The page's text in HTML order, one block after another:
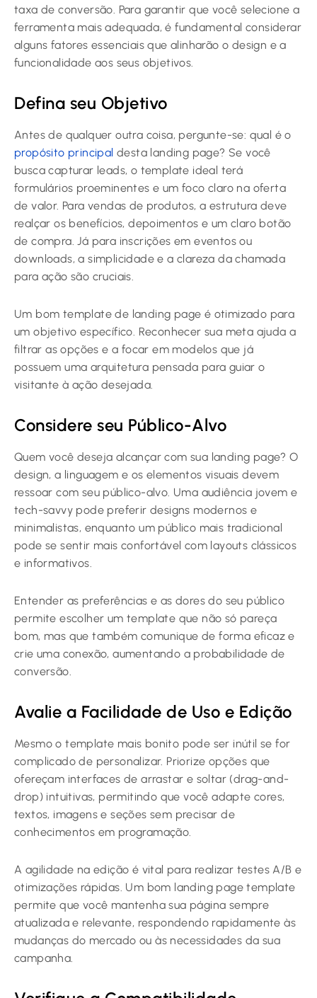
taxa de conversão. Para garantir que você selecione a
ferramenta mais adequada, é fundamental considerar
alguns fatores essenciais que alinharão o design e a
funcionalidade aos seus objetivos.
Defina seu Objetivo
Antes de qualquer outra coisa, pergunte-se: qual é o
propósito principal desta landing page? Se você
busca capturar leads, o template ideal terá
formulários proeminentes e um foco claro na oferta
de valor. Para vendas de produtos, a estrutura deve
realçar os benefícios, depoimentos e um claro botão
de compra. Já para inscrições em eventos ou
downloads, a simplicidade e a clareza da chamada
para ação são cruciais.
Um bom template de landing page é otimizado para
um objetivo específico. Reconhecer sua meta ajuda a
filtrar as opções e a focar em modelos que já
possuem uma arquitetura pensada para guiar o
visitante à ação desejada.
Considere seu Público-Alvo
Quem você deseja alcançar com sua landing page? O
design, a linguagem e os elementos visuais devem
ressoar com seu público-alvo. Uma audiência jovem e
tech-savvy pode preferir designs modernos e
minimalistas, enquanto um público mais tradicional
pode se sentir mais confortável com layouts clássicos
e informativos.
Entender as preferências e as dores do seu público
permite escolher um template que não só pareça
bom, mas que também comunique de forma eficaz e
crie uma conexão, aumentando a probabilidade de
conversão.
Avalie a Facilidade de Uso e Edição
Mesmo o template mais bonito pode ser inútil se for
complicado de personalizar. Priorize opções que
ofereçam interfaces de arrastar e soltar (drag-and-
drop) intuitivas, permitindo que você adapte cores,
textos, imagens e seções sem precisar de
conhecimentos em programação.
A agilidade na edição é vital para realizar testes A/B e
otimizações rápidas. Um bom landing page template
permite que você mantenha sua página sempre
atualizada e relevante, respondendo rapidamente às
mudanças do mercado ou às necessidades da sua
campanha.